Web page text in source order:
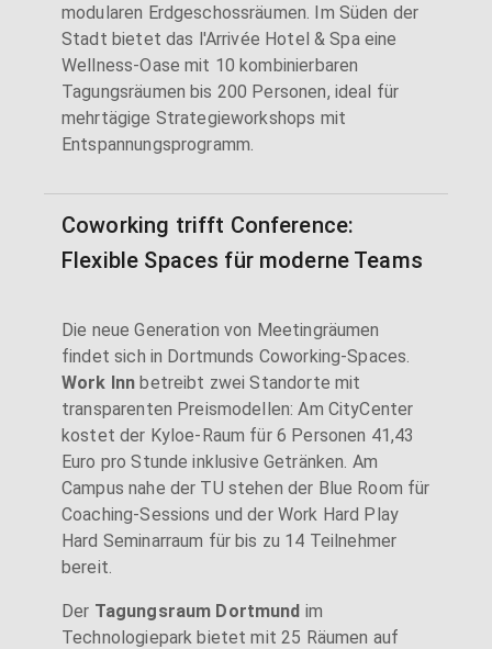
modularen Erdgeschossräumen. Im Süden der
Stadt bietet das l'Arrivée Hotel & Spa eine
Wellness-Oase mit 10 kombinierbaren
Tagungsräumen bis 200 Personen, ideal für
mehrtägige Strategieworkshops mit
Entspannungsprogramm.
Coworking trifft Conference:
Flexible Spaces für moderne Teams
Die neue Generation von Meetingräumen
findet sich in Dortmunds Coworking-Spaces.
Work Inn betreibt zwei Standorte mit
transparenten Preismodellen: Am CityCenter
kostet der Kyloe-Raum für 6 Personen 41,43
Euro pro Stunde inklusive Getränken. Am
Campus nahe der TU stehen der Blue Room für
Coaching-Sessions und der Work Hard Play
Hard Seminarraum für bis zu 14 Teilnehmer
bereit.
Der Tagungsraum Dortmund im
Technologiepark bietet mit 25 Räumen auf